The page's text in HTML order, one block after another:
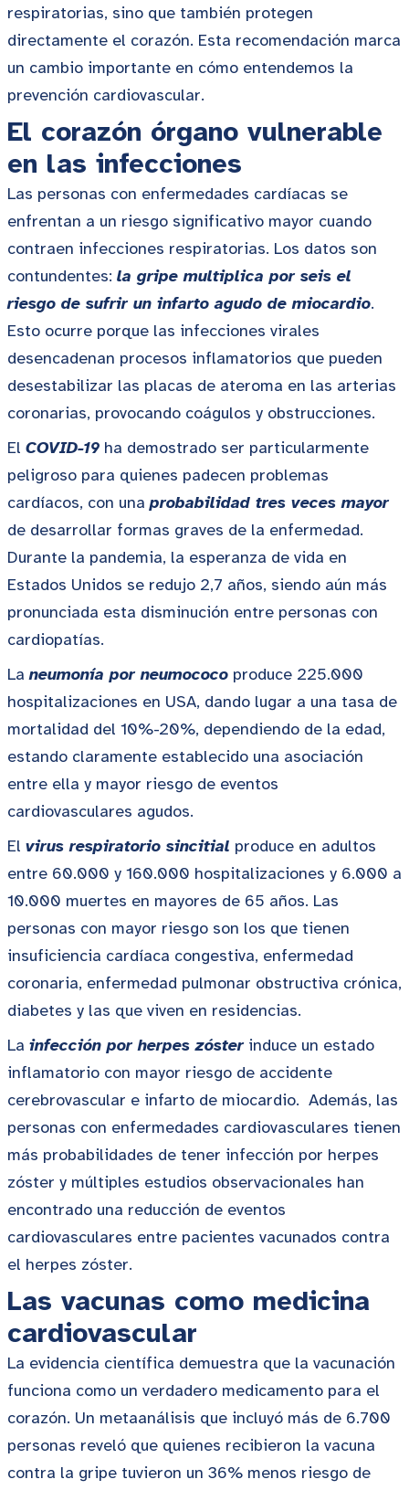
respiratorias, sino que también protegen
directamente el corazón. Esta recomendación marca
un cambio importante en cómo entendemos la
prevención cardiovascular.
El corazón órgano vulnerable
en las infecciones
Las personas con enfermedades cardíacas se
enfrentan a un riesgo significativo mayor cuando
contraen infecciones respiratorias. Los datos son
contundentes: la gripe multiplica por seis el
riesgo de sufrir un infarto agudo de miocardio.
Esto ocurre porque las infecciones virales
desencadenan procesos inflamatorios que pueden
desestabilizar las placas de ateroma en las arterias
coronarias, provocando coágulos y obstrucciones.
El COVID-19 ha demostrado ser particularmente
peligroso para quienes padecen problemas
cardíacos, con unaprobabilidad tres veces mayor
de desarrollar formas graves de la enfermedad.
Durante la pandemia, la esperanza de vida en
Estados Unidos se redujo 2,7 años, siendo aún más
pronunciada esta disminución entre personas con
cardiopatías.
Laneumonía por neumococo produce 225.000
hospitalizaciones en USA, dando lugar a una tasa de
mortalidad del 10%-20%, dependiendo de la edad,
estando claramente establecido una asociación
entre ella y mayor riesgo de eventos
cardiovasculares agudos.
El virus respiratorio sincitial produce en adultos
entre 60.000 y 160.000 hospitalizaciones y 6.000 a
10.000 muertes en mayores de 65 años. Las
personas con mayor riesgo son los que tienen
insuficiencia cardíaca congestiva, enfermedad
coronaria, enfermedad pulmonar obstructiva crónica,
diabetes y las que viven en residencias.
La infección por herpes zósterinduce un estado
inflamatorio con mayor riesgo de accidente
cerebrovascular e infarto de miocardio. Además, las
personas con enfermedades cardiovasculares tienen
más probabilidades de tener infección por herpes
zóster y múltiples estudios observacionales han
encontrado una reducción de eventos
cardiovasculares entre pacientes vacunados contra
el herpes zóster.
Las vacunas como medicina
cardiovascular
La evidencia científica demuestra que la vacunación
funciona como un verdadero medicamento para el
corazón. Un metaanálisis que incluyó más de 6.700
personas reveló que quienes recibieron la vacuna
contra la gripe tuvieron un 36% menos riesgo de